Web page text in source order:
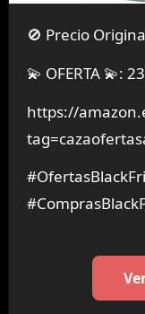
🚫 Precio
💫 OFERTA 💫:
https://